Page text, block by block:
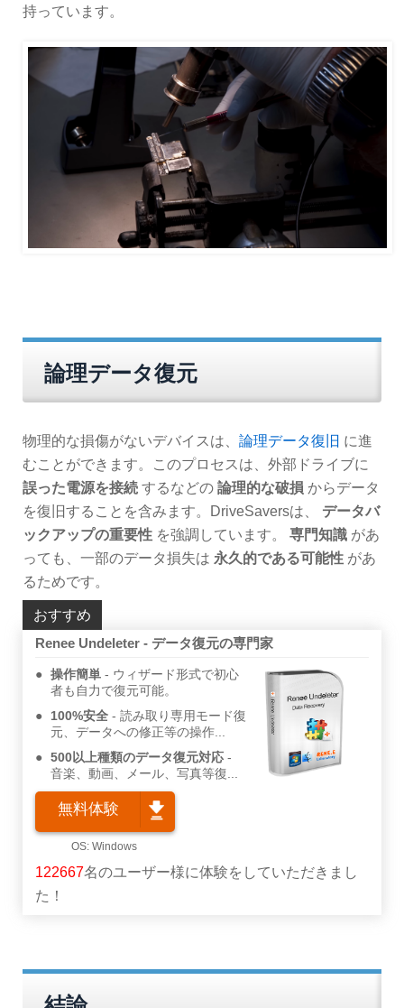
持っています。
論理データ復元
物理的な損傷がないデバイスは、 論理データ復旧 に進
むことができます。このプロセスは、外部ドライブに
誤った電源を接続 するなどの 論理的な破損 からデータ
を復旧することを含みます。DriveSaversは、 データバ
ックアップの重要性 を強調しています。 専門知識 があ
っても、一部のデータ損失は 永久的である可能性 があ
るためです。
おすすめ
Renee Undeleter - データ復元の専門家
操作簡単
ウィザード形式で初心
者も自力で復元可能。
100%安全
読み取り専用モード復
元、データへの修正等の操作...
500以上種類のデータ復元対応
音楽、動画、メール、写真等復...
無料体験
122667名のユーザー様に体験をしていただきまし
た！